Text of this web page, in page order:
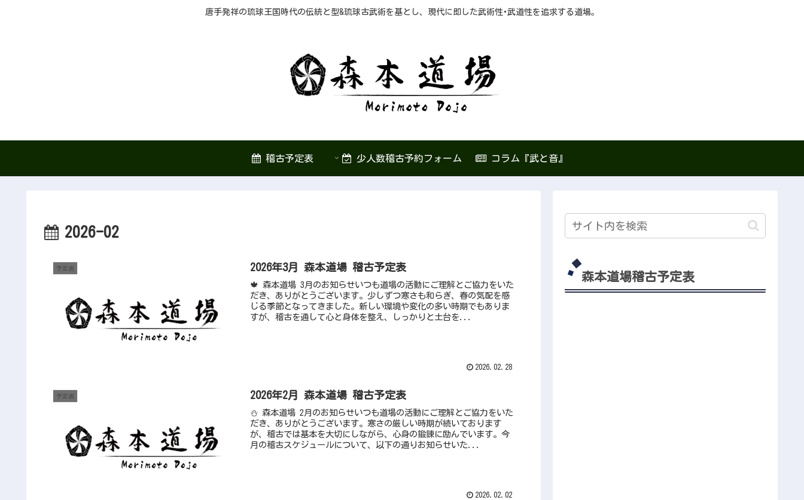
唐手発祥の琉球王国時代の伝統と型&琉球古武術を基とし、現代に即した武術性･武道性を追求する道場。
稽古予定表 少人数稽古予約フォーム コラム『武と音』
2026-02
予定表 2026年3月 森本道場 稽古予定表
🍁 森本道場 3月のお知らせいつも道場の活動にご理解とご協力をいた
だき、ありがとうございます。少しずつ寒さも和らぎ、春の気配を感
じる季節となってきました。新しい環境や変化の多い時期でもありま
すが、稽古を通して心と身体を整え、しっかりと土台を...
2026.02.28
予定表 2026年2月 森本道場 稽古予定表
⛄ 森本道場 2月のお知らせいつも道場の活動にご理解とご協力をいた
だき、ありがとうございます。寒さの厳しい時期が続いております
が、稽古では基本を大切にしながら、心身の鍛錬に励んでいます。今
月の稽古スケジュールについて、以下の通りお知らせいた...
2026.02.02
森本道場稽古予定表